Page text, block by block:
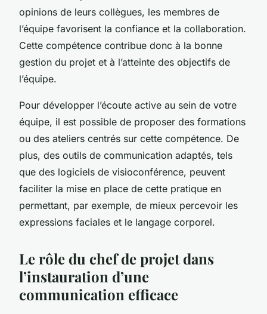
opinions de leurs collègues, les membres de
l’équipe favorisent la confiance et la collaboration.
Cette compétence contribue donc à la bonne
gestion du projet et à l’atteinte des objectifs de
l’équipe.
Pour développer l’écoute active au sein de votre
équipe, il est possible de proposer des formations
ou des ateliers centrés sur cette compétence. De
plus, des outils de communication adaptés, tels
que des logiciels de visioconférence, peuvent
faciliter la mise en place de cette pratique en
permettant, par exemple, de mieux percevoir les
expressions faciales et le langage corporel.
Le rôle du chef de projet dans
l’instauration d’une
communication efficace